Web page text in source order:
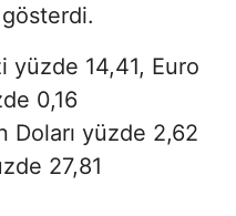
yüzde 14,41, Euro
0,16
Doları yüzde 2,62
27,81